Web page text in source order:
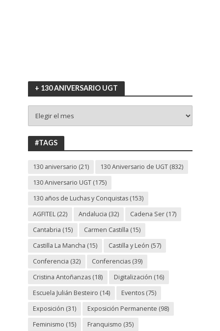
+ 130 ANIVERSARIO UGT
130
ANIVERSARIO
UGT
#TAGS
130 aniversario (21) 130 Aniversario de UGT(832)
130 Aniversario UGT(175)
130 años de Luchas y Conquistas(153)
AGFITEL(22) Andalucia (32) Cadena Ser(17)
Cantabria (15) Carmen Castilla (15)
Castilla La Mancha (15) Castilla y León (57)
Conferencia (32) Conferencias(39)
Cristina Antoñanzas(18) Digitalización (16)
Escuela Julián Besteiro (14) Eventos(75)
Exposición (31) Exposición Permanente (98)
Feminismo (15) Franquismo (35)